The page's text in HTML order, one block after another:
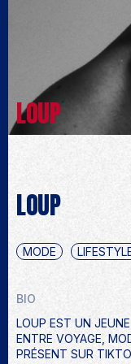
LOUP
LOUP
MODE
BIO
LOUP EST UN
ENTRE VOYAGE,
PRÉSENT SUR